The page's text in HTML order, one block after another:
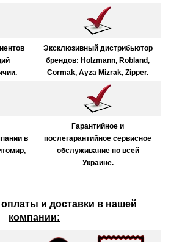
Эксклюзивный дистрибьютор
брендов: Holzmann, Robland,
Cormak, Ayza Mizrak, Zipper.
в
Гарантийное и
послегарантийное сервисное
обслуживание по всей
Украине.
и доставки в нашей
компании: